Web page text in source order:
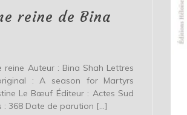
Shah
reine de Bina
reine Auteur : Bina Shah Lettres
: A season for Martyrs
Le Bœuf Éditeur : Actes Sud
: 368 Date de parution […]